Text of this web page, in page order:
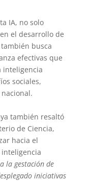
IA, no solo
el desarrollo de
busca
efectivas que
inteligencia
sociales,
también resaltó
de Ciencia,
hacia el
la gestación de
iniciativas